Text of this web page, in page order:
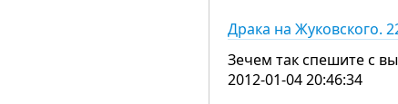
Драка на Жуковского.
Зечем так спешите с
2012-01-04 20:46:34